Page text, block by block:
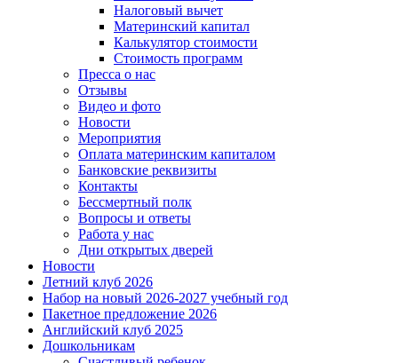
Налоговый вычет
Материнский капитал
Калькулятор стоимости
Стоимость программ
Пресса о нас
Отзывы
Видео и фото
Новости
Мероприятия
Оплата материнским капиталом
Банковские реквизиты
Контакты
Бессмертный полк
Вопросы и ответы
Работа у нас
Дни открытых дверей
Новости
Летний клуб 2026
Набор на новый 2026-2027 учебный год
Пакетное предложение 2026
Английский клуб 2025
Дошкольникам